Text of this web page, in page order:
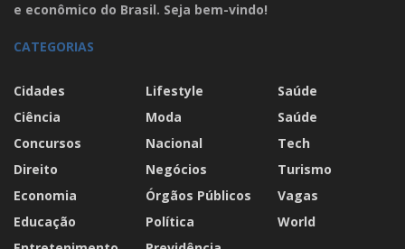
e econômico do Brasil. Seja bem-vindo!
CATEGORIAS
Cidades
Ciência
Concursos
Direito
Economia
Educação
Lifestyle
Moda
Nacional
Negócios
Órgãos Públicos
Política
Saúde
Saúde
Tech
Turismo
Vagas
World